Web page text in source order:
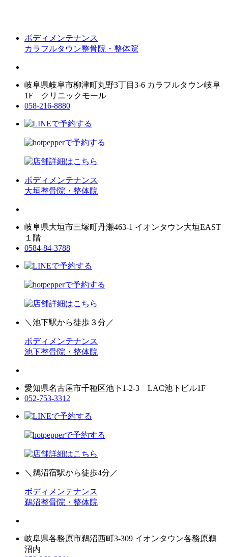
ボディメンテナンス
カラフルタウン整骨院・整体院
岐阜県岐阜市柳津町丸野3丁目3-6 カラフルタウン岐阜
1F クリニックモール
058-216-8880
ボディメンテナンス
大垣整骨院・整体院
岐阜県大垣市三塚町丹瀬463-1 イオンタウン大垣EAST
１階
0584-84-3788
＼池下駅から徒歩３分／
ボディメンテナンス
池下整骨院・整体院
愛知県名古屋市千種区池下1-2-3 LAC池下ビル1F
052-753-3312
＼鵜沼宿駅から徒歩4分／
ボディメンテナンス
鵜沼整骨院・整体院
岐阜県各務原市鵜沼西町3-309 イオンタウン各務原鵜
沼内